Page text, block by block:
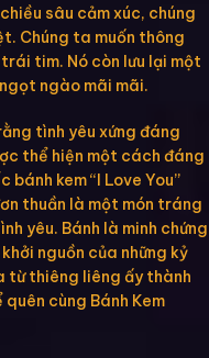
sâu cảm xúc, chúng
Chúng ta muốn thông
trái tim. Nó còn lưu lại một
ngào mãi mãi.
tình yêu xứng đáng
thể hiện một cách đáng
kem “I Love You”
thuần là một món tráng
yêu. Bánh là minh chứng
nguồn của những kỷ
từ thiêng liêng ấy thành
cùng Bánh Kem